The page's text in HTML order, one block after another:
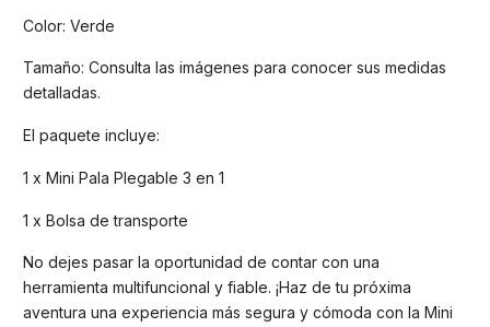
Color: Verde
Tamaño: Consulta las imágenes para conocer sus medidas
detalladas.
El paquete incluye:
1 x Mini Pala Plegable 3 en 1
1 x Bolsa de transporte
No dejes pasar la oportunidad de contar con una
herramienta multifuncional y fiable. ¡Haz de tu próxima
aventura una experiencia más segura y cómoda con la Mini